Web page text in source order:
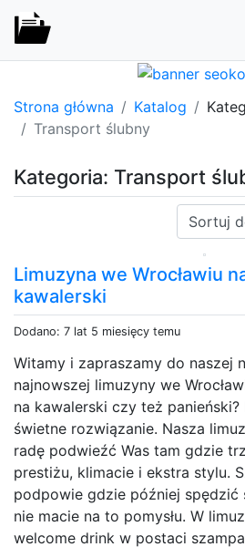
Strona główna Katalog
Transport ślubny
Kategoria: Transport
Sortuj:
Limuzyna we Wrocławiu
kawalerski
Dodano: 7 lat 5 miesięcy temu
Witamy i zapraszamy do naszej
najnowszej limuzyny we
na kawalerski czy też
świetne rozwiązanie. Nasza
radę podwieźć Was tam gdzie
prestiżu, klimacie i ekstra stylu.
podpowie gdzie później spędzić
nie macie na to pomysłu. W
welcome drink w postaci